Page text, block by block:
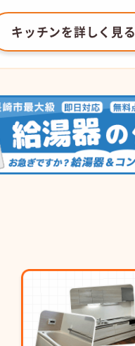
キッチンを詳しく見る